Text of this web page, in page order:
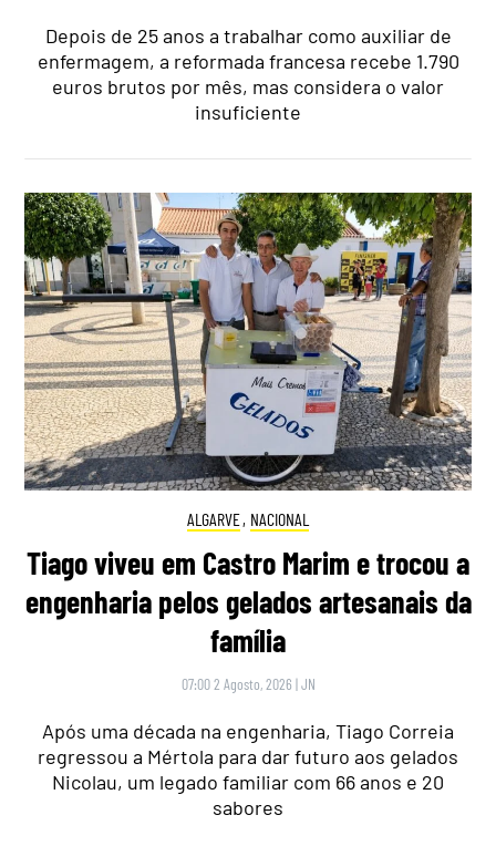
Depois de 25 anos a trabalhar como auxiliar de
enfermagem, a reformada francesa recebe 1.790
euros brutos por mês, mas considera o valor
insuficiente
ALGARVE, NACIONAL
Tiago viveu em Castro Marim e trocou a
engenharia pelos gelados artesanais da
família
07:00 2 Agosto, 2026 |JN
Após uma década na engenharia, Tiago Correia
regressou a Mértola para dar futuro aos gelados
Nicolau, um legado familiar com 66 anos e 20
sabores